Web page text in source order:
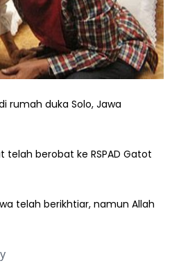
rumah duka Solo, Jawa
telah berobat ke RSPAD Gatot
telah berikhtiar, namun Allah